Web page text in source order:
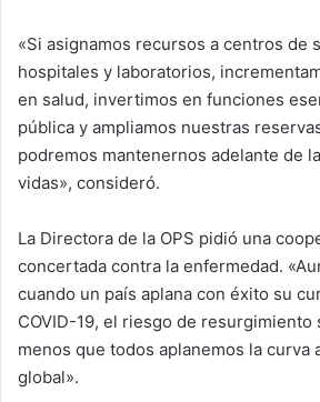
«Si asignamos recursos a centros de
hospitales y laboratorios,
en salud, invertimos en funciones
pública y ampliamos nuestras
podremos mantenernos adelante de
vidas», consideró.
La Directora de la OPS pidió una
concertada contra la enfermedad.
cuando un país aplana con éxito su
COVID-19, el riesgo de resurgimiento
menos que todos aplanemos la curva
global».